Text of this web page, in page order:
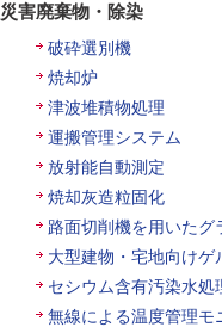
災害廃棄物・除染
破砕選別機
焼却炉
津波堆積物処理
運搬管理システム
放射能自動測定
焼却灰造粒固化
路面切削機を用いたグ
大型建物・宅地向けゲ
セシウム含有汚染水処
無線による温度管理モ